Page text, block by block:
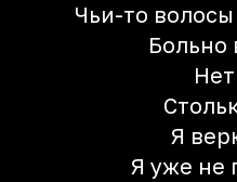
Чьи-то
Больно
Я
Я уже не